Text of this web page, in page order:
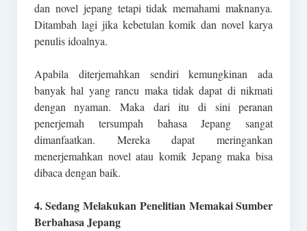
dan novel jepang tetapi tidak memahami maknanya.
Ditambah lagi jika kebetulan komik dan novel karya
penulis idoalnya.
Apabila diterjemahkan sendiri kemungkinan ada
banyak hal yang rancu maka tidak dapat di nikmati
dengan nyaman. Maka dari itu di sini peranan
penerjemah tersumpah bahasa Jepang sangat
dimanfaatkan. Mereka dapat meringankan
menerjemahkan novel atau komik Jepang maka bisa
dibaca dengan baik.
4. Sedang Melakukan Penelitian Memakai Sumber
Berbahasa Jepang